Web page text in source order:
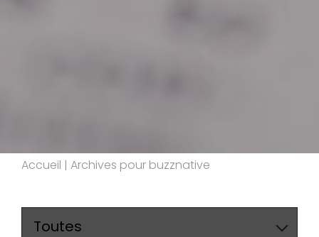
Accueil | Archives pour buzznative
Toutes